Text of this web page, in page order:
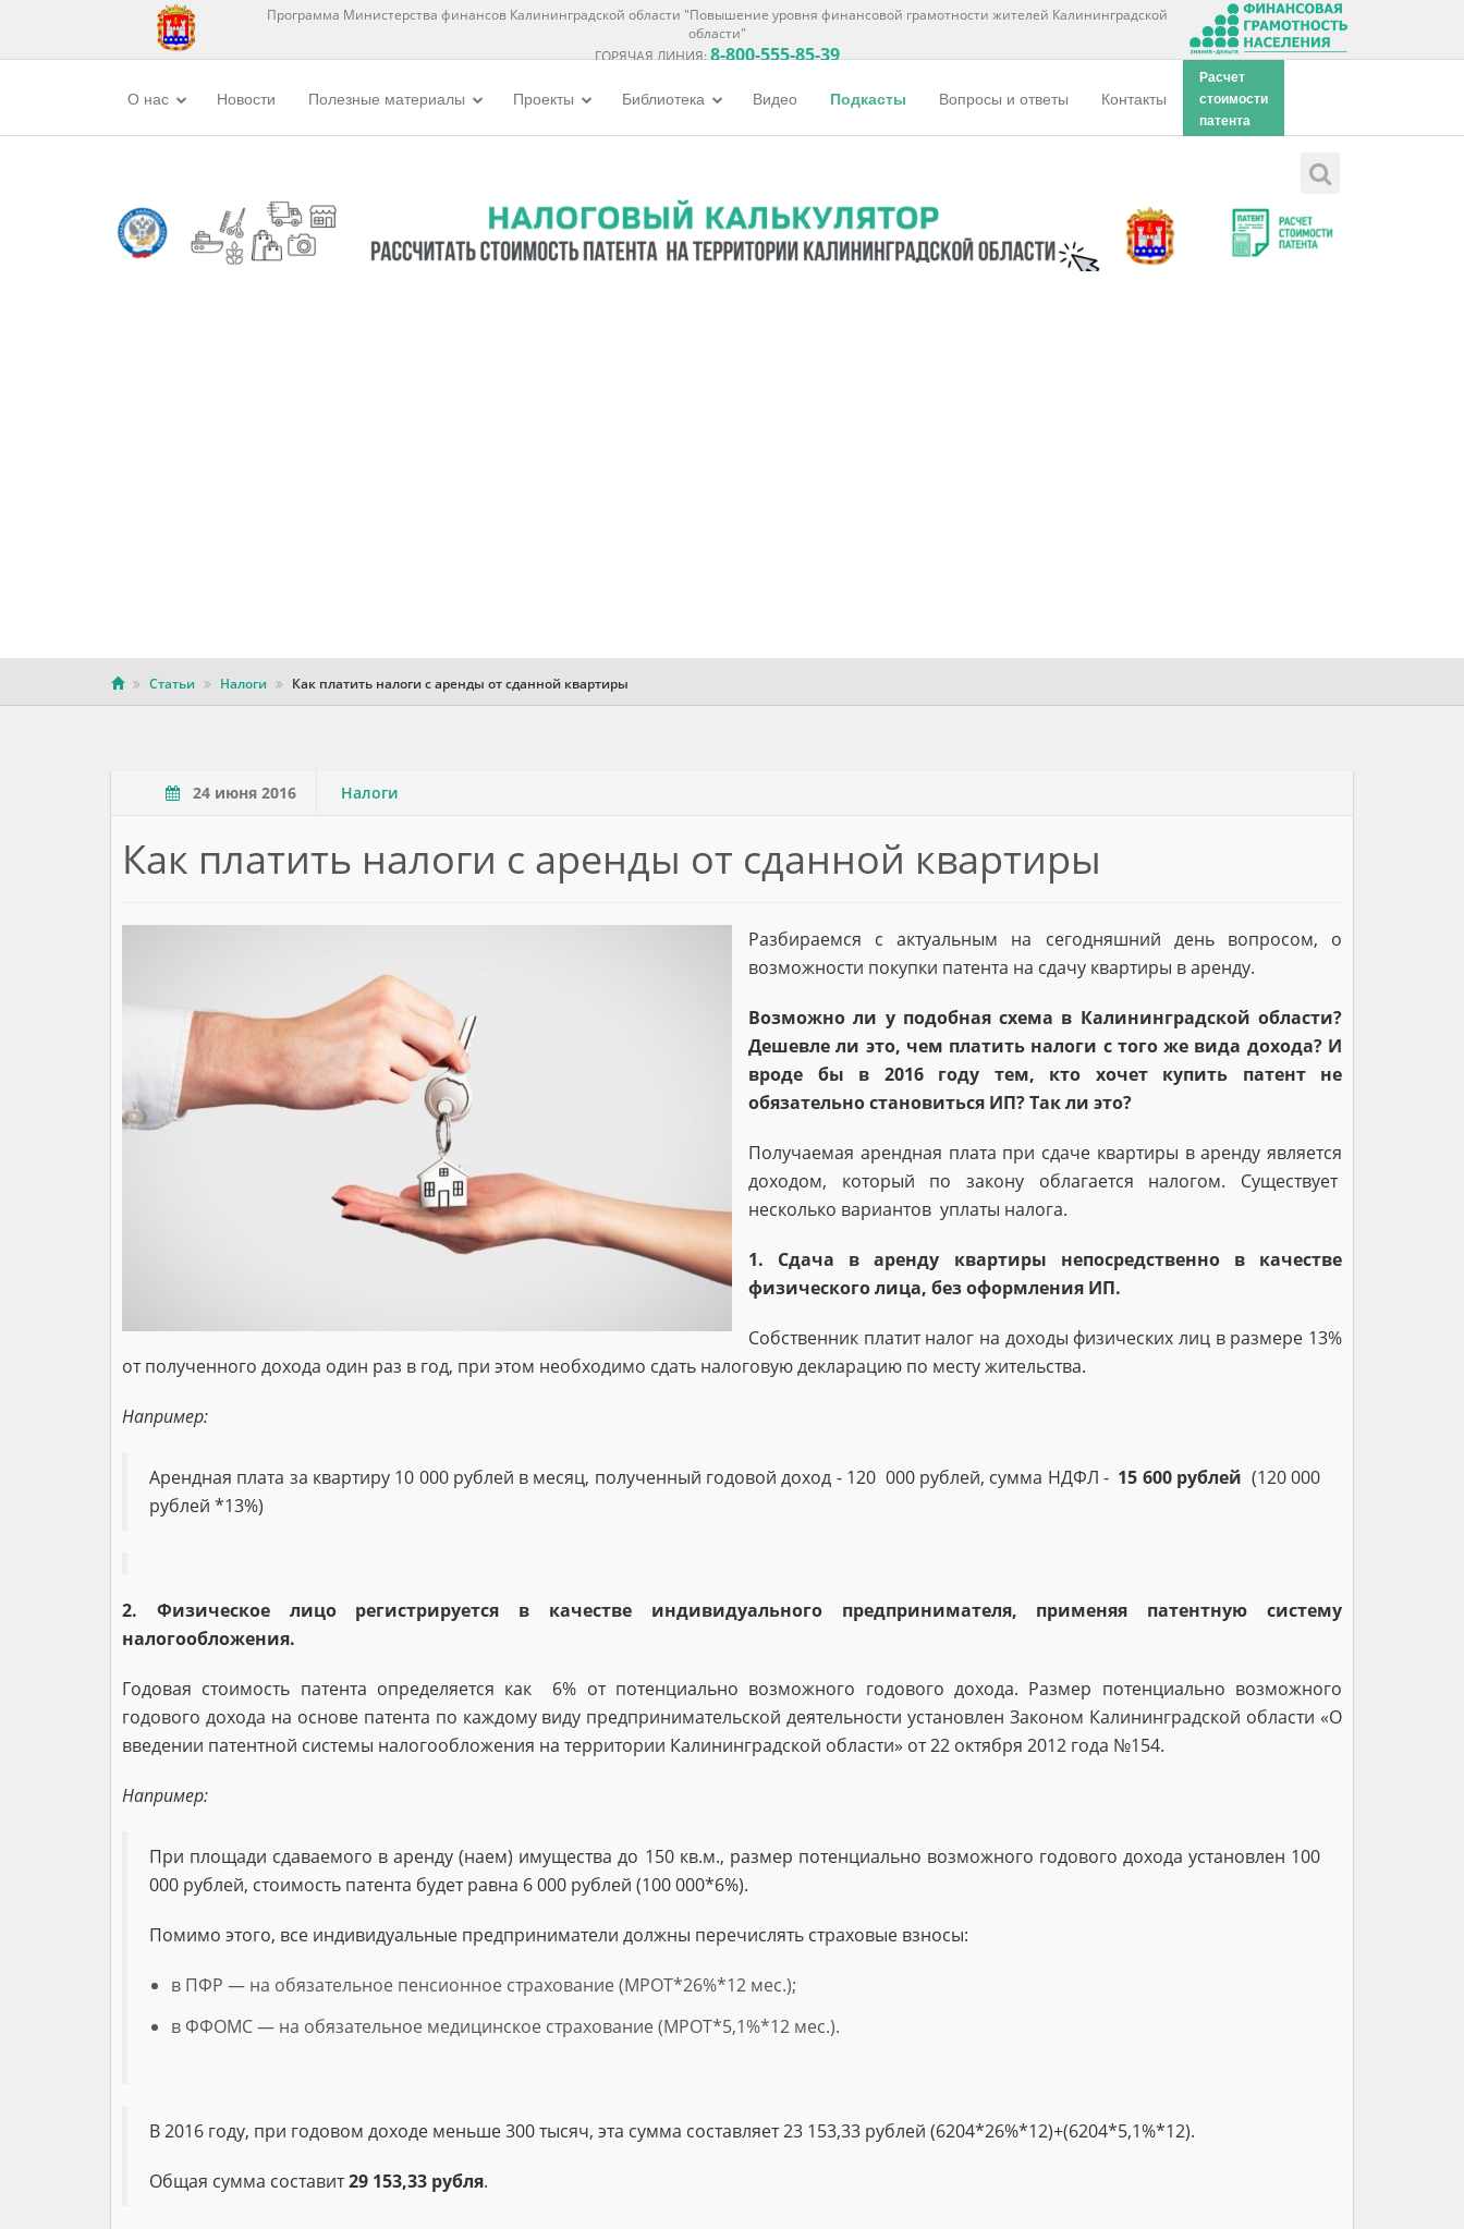
Программа Министерства финансов Калининградской области "Повышение уровня финансовой грамотности жителей Калининградской
области"
ГОРЯЧАЯ ЛИНИЯ:8-800-555-85-39
О нас Новости Полезные материалы Проекты Библиотека Видео Подкасты Вопросы и ответы Контакты
Расчет
стоимости
патента
Статьи Налоги Как платить налоги c аренды от сданной квартиры
24 июня 2016 Налоги
Как платить налоги c аренды от сданной квартиры
Разбираемся с актуальным на сегодняшний день вопросом, о
возможности покупки патента на сдачу квартиры в аренду.
Возможно ли у подобная схема в Калининградской области?
Дешевле ли это, чем платить налоги с того же вида дохода? И
вроде бы в 2016 году тем, кто хочет купить патент не
обязательно становиться ИП? Так ли это?
Получаемая арендная плата при сдаче квартиры в аренду является
доходом, который по закону облагается налогом. Существует
несколько вариантов уплаты налога.
1. Сдача в аренду квартиры непосредственно в качестве
физического лица, без оформления ИП.
Собственник платит налог на доходы физических лиц в размере 13%
от полученного дохода один раз в год, при этом необходимо сдать налоговую декларацию по месту жительства.
Например:
Арендная плата за квартиру 10 000 рублей в месяц, полученный годовой доход - 120 000 рублей, сумма НДФЛ - 15 600 рублей (120 000
рублей *13%)
2. Физическое лицо регистрируется в качестве индивидуального предпринимателя, применяя патентную систему
налогообложения.
Годовая стоимость патента определяется как 6% от потенциально возможного годового дохода. Размер потенциально возможного
годового дохода на основе патента по каждому виду предпринимательской деятельности установлен Законом Калининградской области «О
введении патентной системы налогообложения на территории Калининградской области» от 22 октября 2012 года №154.
Например:
При площади сдаваемого в аренду (наем) имущества до 150 кв.м., размер потенциально возможного годового дохода установлен 100
000 рублей, стоимость патента будет равна 6 000 рублей (100 000*6%).
Помимо этого, все индивидуальные предприниматели должны перечислять страховые взносы:
в ПФР — на обязательное пенсионное страхование (МРОТ*26%*12 мес.);
в ФФОМС — на обязательное медицинское страхование (МРОТ*5,1%*12 мес.).
В 2016 году, при годовом доходе меньше 300 тысяч, эта сумма составляет 23 153,33 рублей (6204*26%*12)+(6204*5,1%*12).
Общая сумма составит29 153,33 рубля.